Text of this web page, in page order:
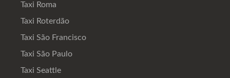
Taxi Roma
Taxi Roterdão
Taxi São Francisco
Taxi São Paulo
Taxi Seattle